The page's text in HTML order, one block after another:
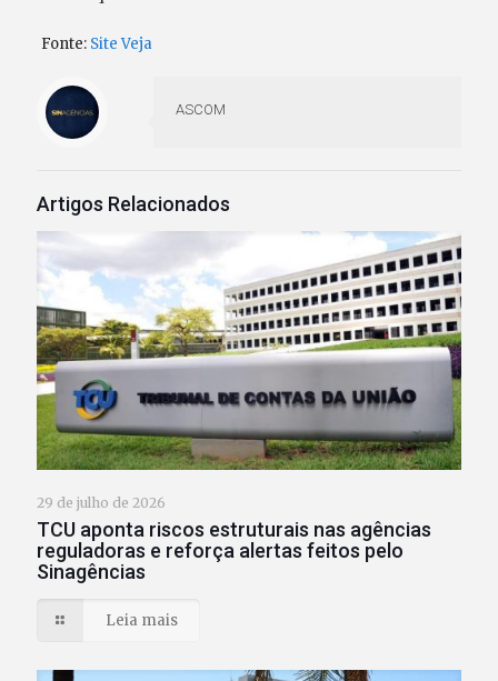
Fonte: Site Veja
ASCOM
Artigos Relacionados
29 de julho de 2026
TCU aponta riscos estruturais nas agências
reguladoras e reforça alertas feitos pelo
Sinagências
Leia mais